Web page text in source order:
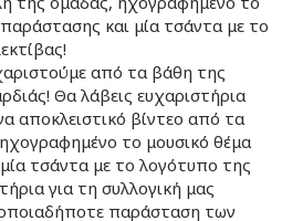
και μία τσάντα με το
από τα βάθη της
Θα λάβεις ευχαριστήρια
αποκλειστικό βίντεο από τα
το μουσικό θέμα
τσάντα με το λογότυπο της
για τη συλλογική μας
παράσταση των